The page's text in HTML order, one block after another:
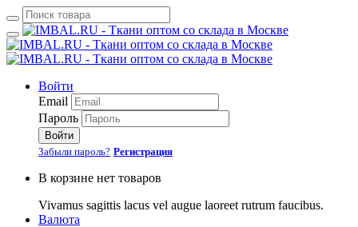
Войти
Email
Пароль
Войти
Забыли пароль? Регистрация
В корзине нет товаров
Vivamus sagittis lacus vel augue laoreet rutrum faucibus.
Валюта